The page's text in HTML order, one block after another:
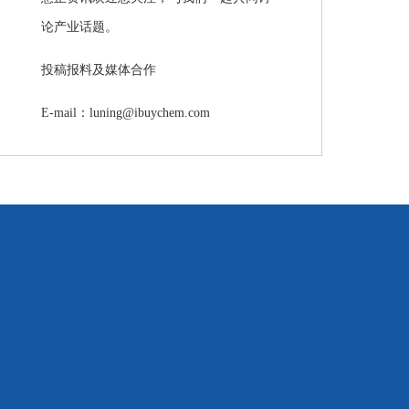
论产业话题。
投稿报料及媒体合作
E-mail：luning@ibuychem.com